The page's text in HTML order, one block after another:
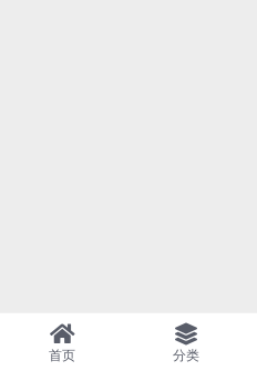
首页 分类